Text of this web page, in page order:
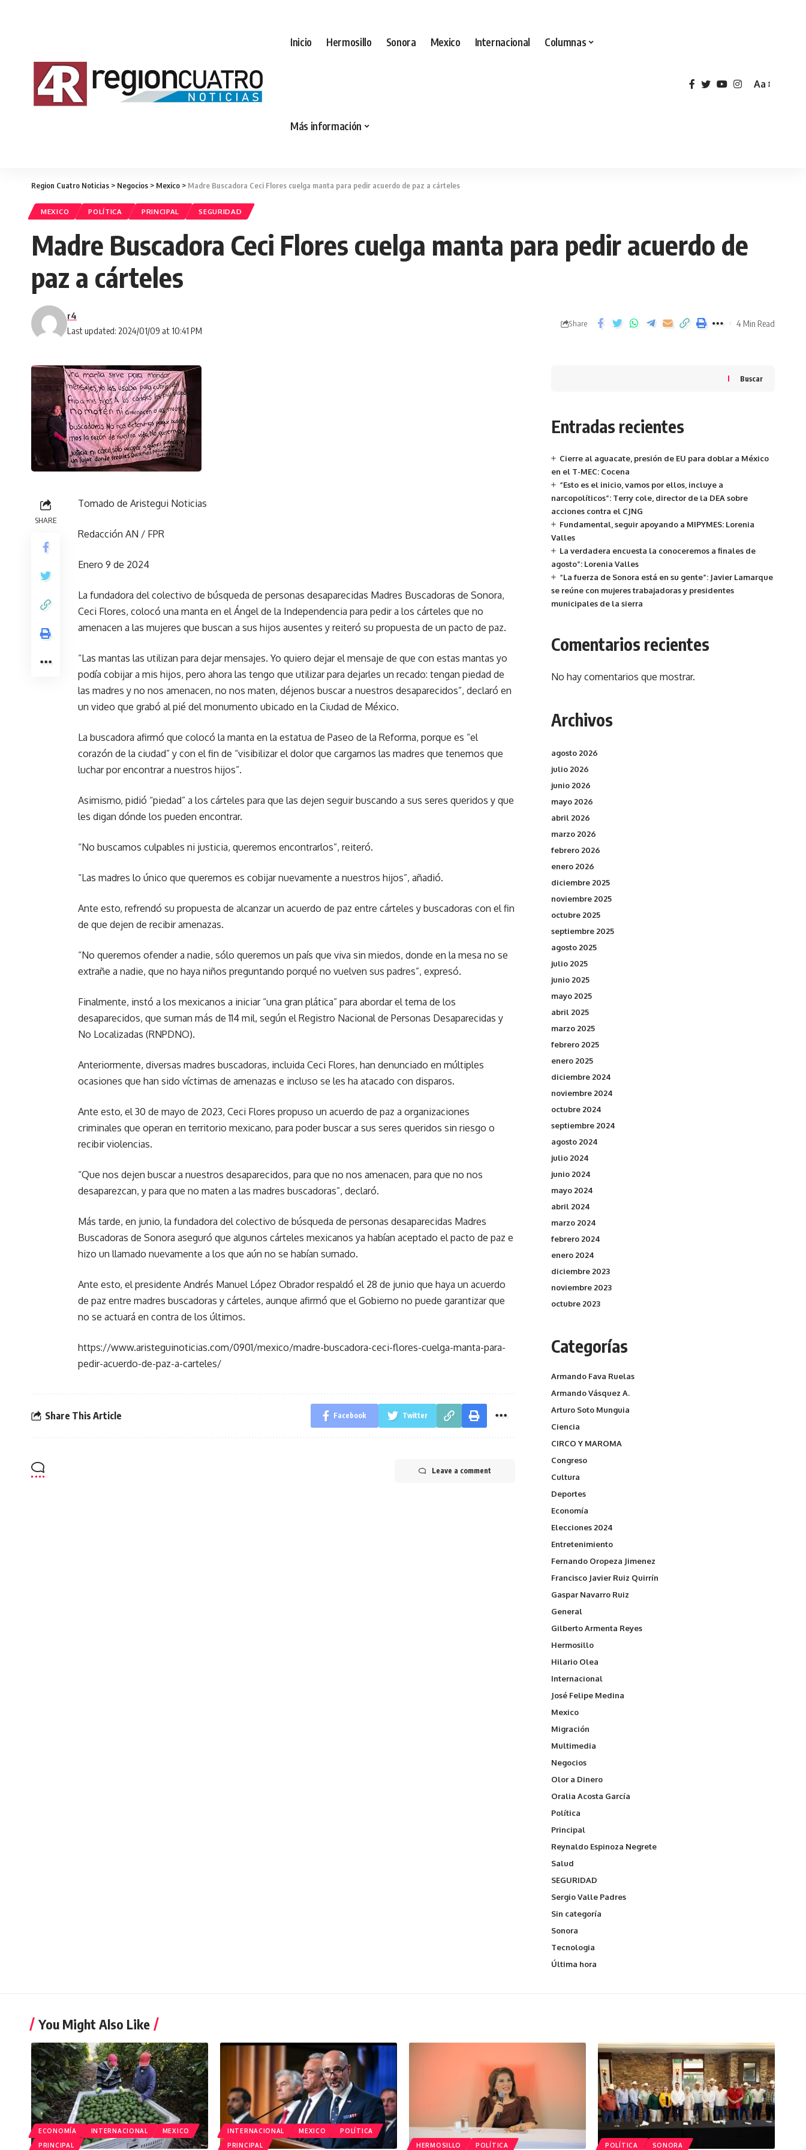
Inicio Hermosillo Sonora Mexico Internacional Columnas
Más información
Aa
Region Cuatro Noticias > Negocios > Mexico > Madre Buscadora Ceci Flores cuelga manta para pedir acuerdo de paz a cárteles
MEXICO POLÍTICA PRINCIPAL SEGURIDAD
Madre Buscadora Ceci Flores cuelga manta para pedir acuerdo de
paz a cárteles
Last updated: 2024/01/09 at 10:41 PM
r4
Share 4 Min Read
SHARE
Tomado de Aristegui Noticias
Redacción AN / FPR
Enero 9 de 2024
La fundadora del colectivo de búsqueda de personas desaparecidas Madres Buscadoras de Sonora,
Ceci Flores, colocó una manta en el Ángel de la Independencia para pedir a los cárteles que no
amenacen a las mujeres que buscan a sus hijos ausentes y reiteró su propuesta de un pacto de paz.
“Las mantas las utilizan para dejar mensajes. Yo quiero dejar el mensaje de que con estas mantas yo
podía cobijar a mis hijos, pero ahora las tengo que utilizar para dejarles un recado: tengan piedad de
las madres y no nos amenacen, no nos maten, déjenos buscar a nuestros desaparecidos”, declaró en
un video que grabó al pié del monumento ubicado en la Ciudad de México.
La buscadora afirmó que colocó la manta en la estatua de Paseo de la Reforma, porque es “el
corazón de la ciudad” y con el fin de “visibilizar el dolor que cargamos las madres que tenemos que
luchar por encontrar a nuestros hijos”.
Asimismo, pidió “piedad” a los cárteles para que las dejen seguir buscando a sus seres queridos y que
les digan dónde los pueden encontrar.
“No buscamos culpables ni justicia, queremos encontrarlos”, reiteró.
“Las madres lo único que queremos es cobijar nuevamente a nuestros hijos”, añadió.
Ante esto, refrendó su propuesta de alcanzar un acuerdo de paz entre cárteles y buscadoras con el fin
de que dejen de recibir amenazas.
“No queremos ofender a nadie, sólo queremos un país que viva sin miedos, donde en la mesa no se
extrañe a nadie, que no haya niños preguntando porqué no vuelven sus padres”, expresó.
Finalmente, instó a los mexicanos a iniciar “una gran plática” para abordar el tema de los
desaparecidos, que suman más de 114 mil, según el Registro Nacional de Personas Desaparecidas y
No Localizadas (RNPDNO).
Anteriormente, diversas madres buscadoras, incluida Ceci Flores, han denunciado en múltiples
ocasiones que han sido víctimas de amenazas e incluso se les ha atacado con disparos.
Ante esto, el 30 de mayo de 2023, Ceci Flores propuso un acuerdo de paz a organizaciones
criminales que operan en territorio mexicano, para poder buscar a sus seres queridos sin riesgo o
recibir violencias.
“Que nos dejen buscar a nuestros desaparecidos, para que no nos amenacen, para que no nos
desaparezcan, y para que no maten a las madres buscadoras”, declaró.
Más tarde, en junio, la fundadora del colectivo de búsqueda de personas desaparecidas Madres
Buscadoras de Sonora aseguró que algunos cárteles mexicanos ya habían aceptado el pacto de paz e
hizo un llamado nuevamente a los que aún no se habían sumado.
Ante esto, el presidente Andrés Manuel López Obrador respaldó el 28 de junio que haya un acuerdo
de paz entre madres buscadoras y cárteles, aunque afirmó que el Gobierno no puede garantizar que
no se actuará en contra de los últimos.
https://www.aristeguinoticias.com/0901/mexico/madre-buscadora-ceci-flores-cuelga-manta-para-
pedir-acuerdo-de-paz-a-carteles/
Share This Article Facebook Twitter
Leave a comment
Buscar
Entradas recientes
Cierre al aguacate, presión de EU para doblar a México
en el T-MEC: Cocena
“Esto es el inicio, vamos por ellos, incluye a
narcopolíticos”: Terry cole, director de la DEA sobre
acciones contra el CJNG
Fundamental, seguir apoyando a MIPYMES: Lorenia
Valles
La verdadera encuesta la conoceremos a finales de
agosto”: Lorenia Valles
“La fuerza de Sonora está en su gente”: Javier Lamarque
se reúne con mujeres trabajadoras y presidentes
municipales de la sierra
Comentarios recientes
No hay comentarios que mostrar.
Archivos
agosto 2026
julio 2026
junio 2026
mayo 2026
abril 2026
marzo 2026
febrero 2026
enero 2026
diciembre 2025
noviembre 2025
octubre 2025
septiembre 2025
agosto 2025
julio 2025
junio 2025
mayo 2025
abril 2025
marzo 2025
febrero 2025
enero 2025
diciembre 2024
noviembre 2024
octubre 2024
septiembre 2024
agosto 2024
julio 2024
junio 2024
mayo 2024
abril 2024
marzo 2024
febrero 2024
enero 2024
diciembre 2023
noviembre 2023
octubre 2023
Categorías
Armando Fava Ruelas
Armando Vásquez A.
Arturo Soto Munguia
Ciencia
CIRCO Y MAROMA
Congreso
Cultura
Deportes
Economía
Elecciones 2024
Entretenimiento
Fernando Oropeza Jimenez
Francisco Javier Ruiz Quirrín
Gaspar Navarro Ruiz
General
Gilberto Armenta Reyes
Hermosillo
Hilario Olea
Internacional
José Felipe Medina
Mexico
Migración
Multimedia
Negocios
Olor a Dinero
Oralia Acosta García
Política
Principal
Reynaldo Espinoza Negrete
Salud
SEGURIDAD
Sergio Valle Padres
Sin categoría
Sonora
Tecnologia
Última hora
You Might Also Like
ECONOMÍA INTERNACIONAL
MEXICO
PRINCIPAL
INTERNACIONAL MEXICO
POLÍTICA
PRINCIPAL
HERMOSILLO POLÍTICA POLÍTICA SONORA